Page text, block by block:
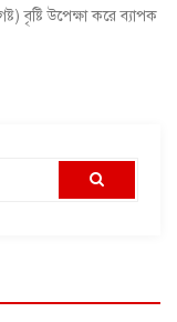
বৃষ্টি উপেক্ষা করে ব্যাপক